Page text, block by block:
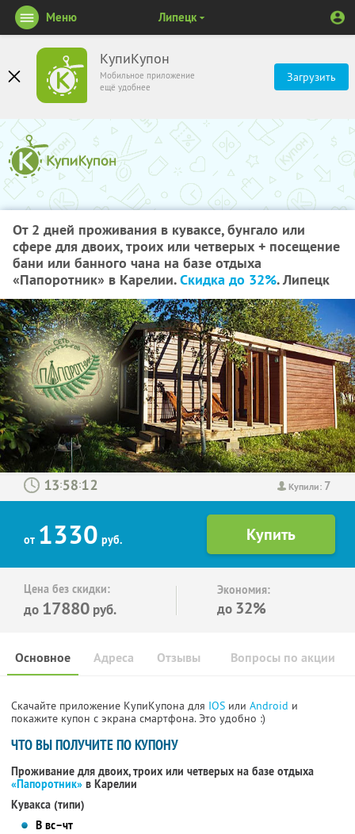
КупиКупон
Мобильное приложение
ещё удобнее
Загрузить
Меню Липецк
От 2 дней проживания в куваксе, бунгало или
сфере для двоих, троих или четверых + посещение
бани или банного чана на базе отдыха
«Папоротник» в Карелии.Скидка до 32%. Липецк
Купили: 7
: :
от 1330 руб.
Цена без скидки:
до 17880 руб.
Экономия:
до 32%
Основное Отзывы Вопросы по акции
Адреса
Скачайте приложение КупиКупона для IOS или Android и
покажите купон с экрана смартфона. Это удобно :)
ЧТО ВЫ ПОЛУЧИТЕ ПО КУПОНУ
Проживание для двоих, троих или четверых на базе отдыха
«Папоротник» в Карелии
Кувакса (типи)
В вс–чт